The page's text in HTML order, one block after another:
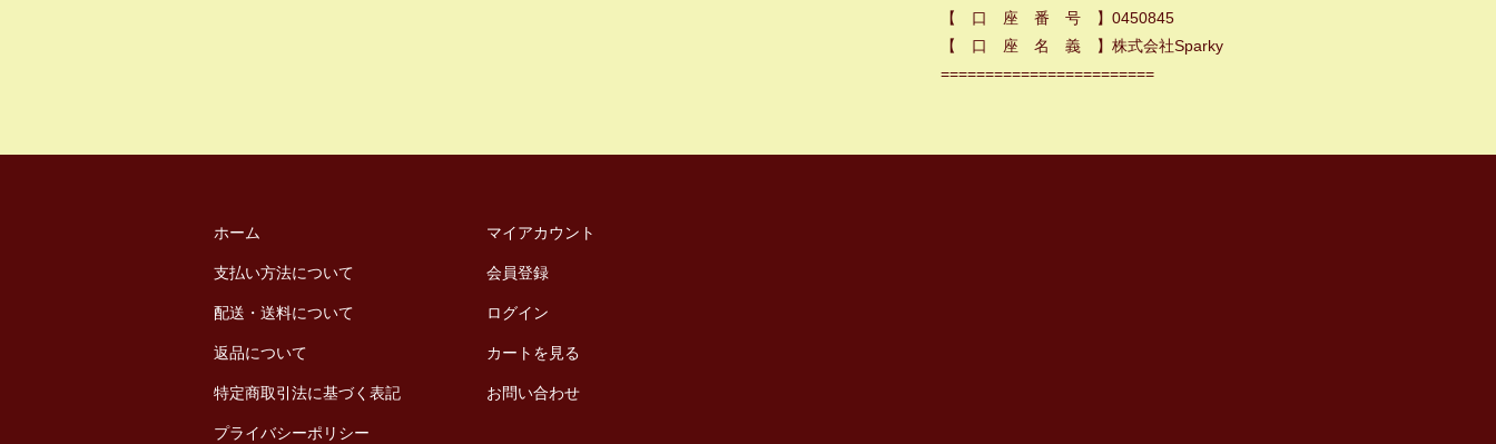
【 口 座 番 号 】0450845
【 口 座 名 義 】株式会社Sparky
========================
ホーム
支払い方法について
配送・送料について
返品について
特定商取引法に基づく表記
プライバシーポリシー
マイアカウント
会員登録
ログイン
カートを見る
お問い合わせ